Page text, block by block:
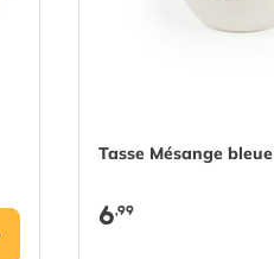
Tasse Mésange bleue
6,99